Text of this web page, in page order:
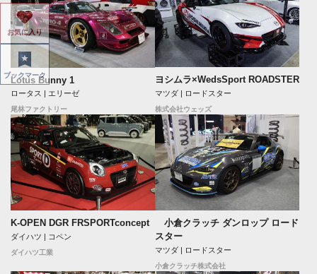
Lotus Bunny 1
ロータス | エリーゼ
尾林ファクトリー
ヨシムラ×WedsSport ROADSTER
マツダ | ロードスター
株式会社ウェッズ
K-OPEN DGR FRSPORTconcept
ダイハツ | コペン
ダイハツ工業
小倉クラッチ ダンロップ ロード
スター
マツダ | ロードスター
小倉クラッチ株式会社
お気に入り
ブックマーク